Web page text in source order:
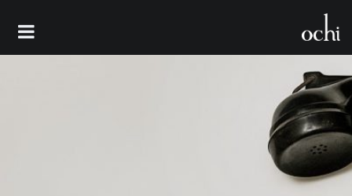
تماس